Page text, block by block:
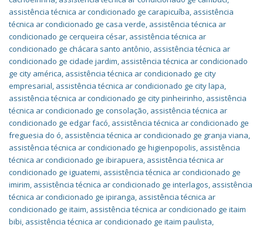
assistência técnica ar condicionado ge carapicuíba, assistência
técnica ar condicionado ge casa verde, assistência técnica ar
condicionado ge cerqueira césar, assistência técnica ar
condicionado ge chácara santo antônio, assistência técnica ar
condicionado ge cidade jardim, assistência técnica ar condicionado
ge city américa, assistência técnica ar condicionado ge city
empresarial, assistência técnica ar condicionado ge city lapa,
assistência técnica ar condicionado ge city pinheirinho, assistência
técnica ar condicionado ge consolação, assistência técnica ar
condicionado ge edgar facó, assistência técnica ar condicionado ge
freguesia do ó, assistência técnica ar condicionado ge granja viana,
assistência técnica ar condicionado ge higienpopolis, assistência
técnica ar condicionado ge ibirapuera, assistência técnica ar
condicionado ge iguatemi, assistência técnica ar condicionado ge
imirim, assistência técnica ar condicionado ge interlagos, assistência
técnica ar condicionado ge ipiranga, assistência técnica ar
condicionado ge itaim, assistência técnica ar condicionado ge itaim
bibi, assistência técnica ar condicionado ge itaim paulista,